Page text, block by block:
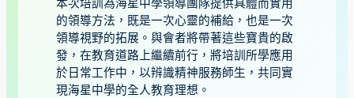
本次培訓為海星中學領導團隊提供具體而實用
的領導方法，既是一次心靈的補給，也是一次
領導視野的拓展。與會者將帶著這些寶貴的啟
發，在教育道路上繼續前行，將培訓所學應用
於日常工作中，以辨識精神服務師生，共同實
現海星中學的全人教育理想。